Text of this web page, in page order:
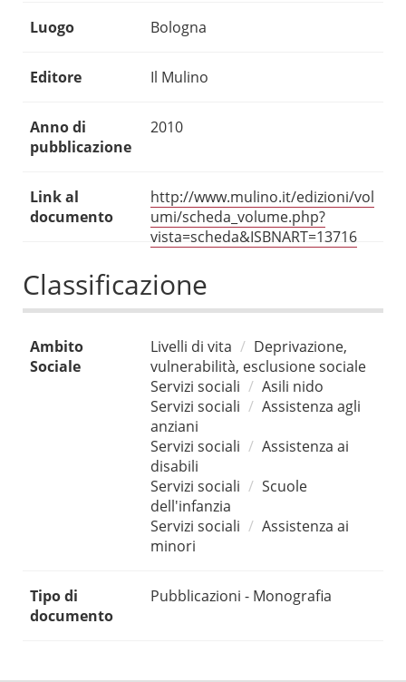
Luogo Bologna
Editore Il Mulino
Anno di
pubblicazione
2010
Link al
documento
http://www.mulino.it/edizioni/vol
umi/scheda_volume.php?
vista=scheda&ISBNART=13716
Classificazione
Ambito
Sociale
Livelli di vita
Deprivazione,
vulnerabilità, esclusione sociale
Servizi sociali
Asili nido
Servizi sociali
Assistenza agli
anziani
Servizi sociali
Assistenza ai
disabili
Servizi sociali
Scuole
dell'infanzia
Servizi sociali
Assistenza ai
minori
Tipo di
documento
Pubblicazioni - Monografia